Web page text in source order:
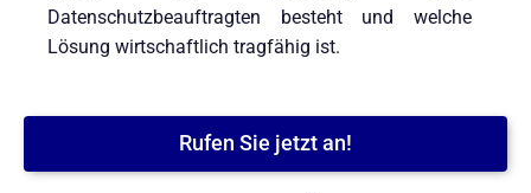
Datenschutzbeauftragten besteht und welche
Lösung wirtschaftlich tragfähig ist.
Rufen Sie jetzt an!